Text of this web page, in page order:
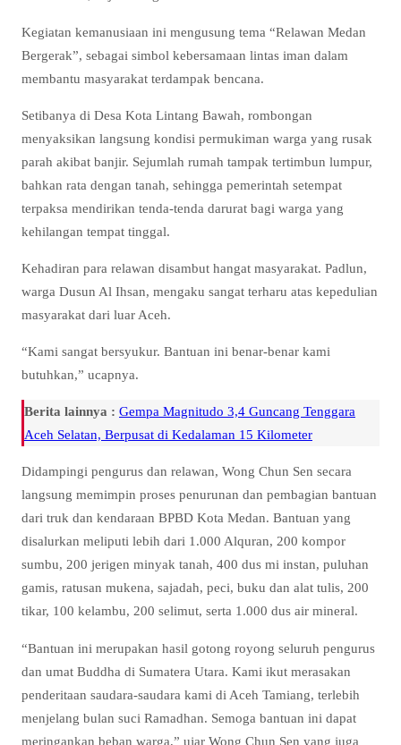
Kegiatan kemanusiaan ini mengusung tema “Relawan Medan
Bergerak”, sebagai simbol kebersamaan lintas iman dalam
membantu masyarakat terdampak bencana.
Setibanya di Desa Kota Lintang Bawah, rombongan
menyaksikan langsung kondisi permukiman warga yang rusak
parah akibat banjir. Sejumlah rumah tampak tertimbun lumpur,
bahkan rata dengan tanah, sehingga pemerintah setempat
terpaksa mendirikan tenda-tenda darurat bagi warga yang
kehilangan tempat tinggal.
Kehadiran para relawan disambut hangat masyarakat. Padlun,
warga Dusun Al Ihsan, mengaku sangat terharu atas kepedulian
masyarakat dari luar Aceh.
“Kami sangat bersyukur. Bantuan ini benar-benar kami
butuhkan,” ucapnya.
Berita lainnya : Gempa Magnitudo 3,4 Guncang Tenggara
Aceh Selatan, Berpusat di Kedalaman 15 Kilometer
Didampingi pengurus dan relawan, Wong Chun Sen secara
langsung memimpin proses penurunan dan pembagian bantuan
dari truk dan kendaraan BPBD Kota Medan. Bantuan yang
disalurkan meliputi lebih dari 1.000 Alquran, 200 kompor
sumbu, 200 jerigen minyak tanah, 400 dus mi instan, puluhan
gamis, ratusan mukena, sajadah, peci, buku dan alat tulis, 200
tikar, 100 kelambu, 200 selimut, serta 1.000 dus air mineral.
“Bantuan ini merupakan hasil gotong royong seluruh pengurus
dan umat Buddha di Sumatera Utara. Kami ikut merasakan
penderitaan saudara-saudara kami di Aceh Tamiang, terlebih
menjelang bulan suci Ramadhan. Semoga bantuan ini dapat
meringankan beban warga,” ujar Wong Chun Sen yang juga